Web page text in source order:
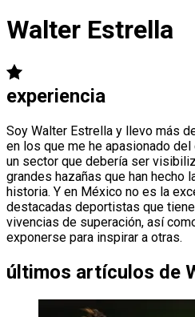
Walter Estrella
experiencia
Soy Walter Estrella y llevo más
en los que me he apasionado
un sector que debería ser
grandes hazañas que han hecho
historia. Y en México no es la
destacadas deportistas que
vivencias de superación, así
exponerse para inspirar a otras.
últimos artículos de